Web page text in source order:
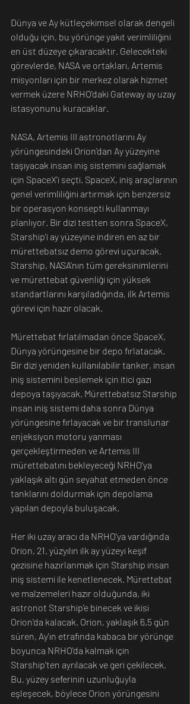
Dünya ve Ay kütleçekimsel olarak dengeli
olduğu için, bu yörünge yakıt verimliliğini
en üst düzeye çıkaracaktır. Gelecekteki
görevlerde, NASA ve ortakları, Artemis
misyonları için bir merkez olarak hizmet
vermek üzere NRHO'daki Gateway ay uzay
istasyonunu kuracaklar.
NASA, Artemis III astronotlarını Ay
yörüngesindeki Orion'dan Ay yüzeyine
taşıyacak insan iniş sistemini sağlamak
için SpaceX'i seçti. SpaceX, iniş araçlarının
genel verimliliğini artırmak için benzersiz
bir operasyon konsepti kullanmayı
planlıyor. Bir dizi testten sonra SpaceX,
Starship'i ay yüzeyine indiren en az bir
mürettebatsız demo görevi uçuracak.
Starship, NASA'nın tüm gereksinimlerini
ve mürettebat güvenliği için yüksek
standartlarını karşıladığında, ilk Artemis
görevi için hazır olacak.
Mürettebat fırlatılmadan önce SpaceX,
Dünya yörüngesine bir depo fırlatacak.
Bir dizi yeniden kullanılabilir tanker, insan
iniş sistemini beslemek için itici gazı
depoya taşıyacak. Mürettebatsız Starship
insan iniş sistemi daha sonra Dünya
yörüngesine fırlayacak ve bir translunar
enjeksiyon motoru yanması
gerçekleştirmeden ve Artemis III
mürettebatını bekleyeceği NRHO'ya
yaklaşık altı gün seyahat etmeden önce
tanklarını doldurmak için depolama
yapılan depoyla buluşacak.
Her iki uzay aracı da NRHO'ya vardığında
Orion, 21. yüzyılın ilk ay yüzeyi keşif
gezisine hazırlanmak için Starship insan
iniş sistemi ile kenetlenecek. Mürettebat
ve malzemeleri hazır olduğunda, iki
astronot Starship'e binecek ve ikisi
Orion'da kalacak. Orion, yaklaşık 6,5 gün
süren, Ay'ın etrafında kabaca bir yörünge
boyunca NRHO'da kalmak için
Starship'ten ayrılacak ve geri çekilecek.
Bu, yüzey seferinin uzunluğuyla
eşleşecek, böylece Orion yörüngesini